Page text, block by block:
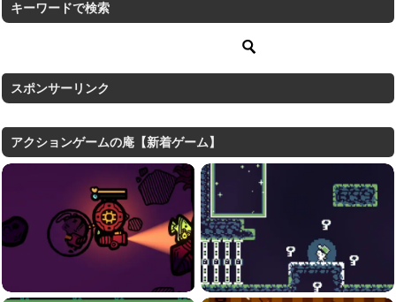
キーワードで検索
スポンサーリンク
アクションゲームの庵【新着ゲーム】